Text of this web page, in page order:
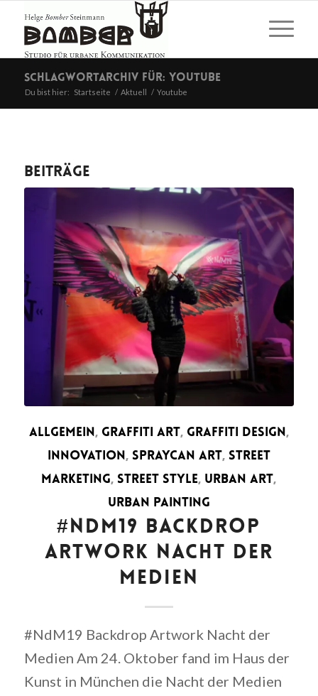
Schlagwortarchiv für: Youtube
Du bist hier: Startseite / Aktuell / Youtube
Beiträge
ALLGEMEIN, GRAFFITI ART, GRAFFITI DESIGN,
INNOVATION, SPRAYCAN ART, STREET
MARKETING, STREET STYLE, URBAN ART,
URBAN PAINTING
#NDM19 BACKDROP
ARTWORK NACHT DER
MEDIEN
#NdM19 Backdrop Artwork Nacht der
Medien Am 24. Oktober fand im Haus der
Kunst in München die Nacht der Medien